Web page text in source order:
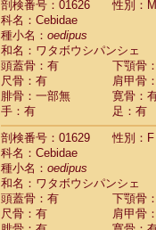
Cercopithecidae
Cercopithecidae
Cercopithecidae
Cercopithecidae
Cercopithecidae
Cercopithecidae
Cercopithecidae
Cercopithecidae
Cercopithecidae
Cercopithecidae
Cercopithecidae
Cercopithecidae
Cercopithecidae
Cercopithecidae
剖検番号：01626
性別：M
科名：Cebidae
種小名： oedipus
和名：ワタボウシパンシェ
頭蓋骨：有
下顎骨
尺骨：有
肩甲骨
腓骨：一部無
寛骨：
手：有
足：有
剖検番号：01629
性別：F
科名：Cebidae
種小名： oedipus
和名：ワタボウシパンシェ
頭蓋骨：有
下顎骨
尺骨：有
肩甲骨